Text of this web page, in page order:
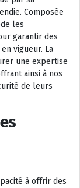
Composée
les
garantir des
vigueur. La
une expertise
ainsi à nos
de leurs
à offrir des